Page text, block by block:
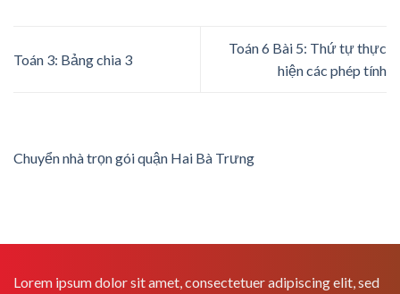
Toán 3: Bảng chia 3
Toán 6 Bài 5: Thứ tự thực
hiện các phép tính
Chuyển nhà trọn gói quận Hai Bà Trưng
Lorem ipsum dolor sit amet, consectetuer adipiscing elit, sed